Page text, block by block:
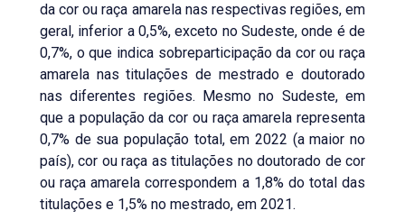
da cor ou raça amarela nas respectivas regiões, em
geral, inferior a 0,5%, exceto no Sudeste, onde é de
0,7%, o que indica sobreparticipação da cor ou raça
amarela nas titulações de mestrado e doutorado
nas diferentes regiões. Mesmo no Sudeste, em
que a população da cor ou raça amarela representa
0,7% de sua população total, em 2022 (a maior no
país), cor ou raça as titulações no doutorado de cor
ou raça amarela correspondem a 1,8% do total das
titulações e 1,5% no mestrado, em 2021.